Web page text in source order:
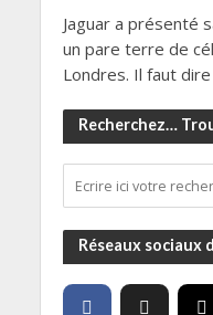
Jaguar a présenté
un pare terre de
Londres. Il faut
Recherchez…
Réseaux sociaux